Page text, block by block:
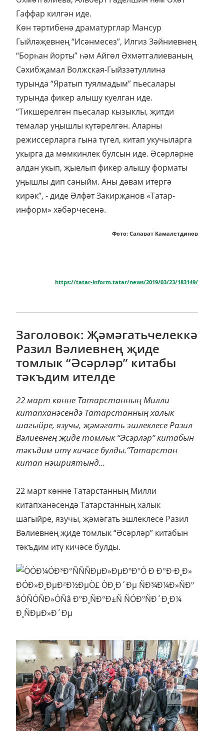
Гаффар килгән иде.
Көн тәртибенә драматурглар Мансур
Гыйләҗевнең “Исәнмесез”, Илгиз Зәйниевнең
“Борһан йорты” һәм Айгөл Әхмәтгалиеваның
Сәхибҗамал Волжская-Гыйззәтуллина
турында “Яратып туялмадым” пьесалары
турында фикер алышу куелган иде.
“Тикшерелгән пьесалар кызыклы, җитди
темалар уңышлы күтәрелгән. Аларны
режиссерларга гына түгел, китап укучыларга
укырга да мөмкинлек булсын иде. Әсәрләрне
алдан укып, җыелып фикер алышу форматы
уңышлы дип саныйм. Аны дәвам итергә
кирәк”, - диде Әлфәт Закирҗанов «Татар-
информ» хәбәрчесенә.
Фото: Салават Камалетдинов
https://tatar-inform.tatar/news/2019/03/23/183149/
Заголовок: Җәмәгатьчелеккә
Разил Вәлиевнең җиде
томлык “Әсәрләр” китабы
тәкъдим ителде
22 март көнне Татарстанның Милли
китапханәсендә Татарстанның халык
шагыйре, язучы, җәмәгать эшлеклесе Разил
Вәлиевнең җиде томлык “Әсәрләр” китабын
тәкъдим итү кичәсе булды.“Татарстан
китап нәшриятынд...
22 март көнне Татарстанның Милли
китапханәсендә Татарстанның халык
шагыйре, язучы, җәмәгать эшлеклесе Разил
Вәлиевнең җиде томлык “Әсәрләр” китабын
тәкъдим итү кичәсе булды.